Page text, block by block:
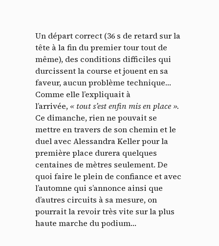
Un départ correct (36 s de retard sur la
tête à la fin du premier tour tout de
même), des conditions difficiles qui
durcissent la course et jouent en sa
faveur, aucun problème technique…
Comme elle l’expliquait à
l’arrivée, « tout s’est enfin mis en place ».
Ce dimanche, rien ne pouvait se
mettre en travers de son chemin et le
duel avec Alessandra Keller pour la
première place durera quelques
centaines de mètres seulement. De
quoi faire le plein de confiance et avec
l’automne qui s’annonce ainsi que
d’autres circuits à sa mesure, on
pourrait la revoir très vite sur la plus
haute marche du podium…